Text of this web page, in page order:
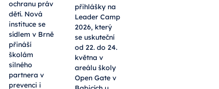
nezávislý
úřad pro
ochranu práv
dětí. Nová
instituce se
sídlem v Brně
přináší
školám
silného
Program
DofE otevřel
přihlášky na
Leader Camp
2026, který
se uskuteční
od 22. do 24.
května v